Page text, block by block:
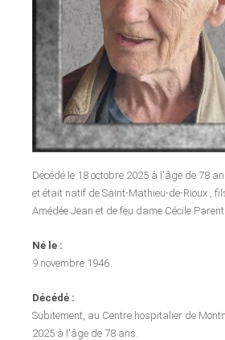
Décédé le 18 octobre 2025 à l'âge de 78
et était natif de Saint-Mathieu-de-Rioux ,
Amédée Jean et de feu dame Cécile Parent.
Né le :
9 novembre 1946
Décédé :
Subitement, au Centre hospitalier de
2025 à l'âge de 78 ans.